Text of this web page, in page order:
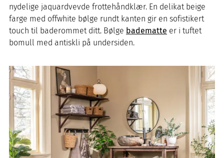
nydelige jaquardvevde frottehåndklær. En delikat beige
farge med offwhite bølge rundt kanten gir en sofistikert
touch til baderommet ditt. Bølge badematte er i tuftet
bomull med antiskli på undersiden.